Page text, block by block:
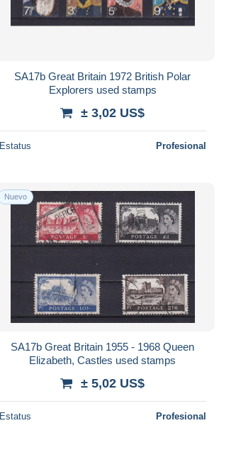
SA17b Great Britain 1972 British Polar
Explorers used stamps
± 3,02 US$
Estatus Profesional
Nuevo
SA17b Great Britain 1955 - 1968 Queen
Elizabeth, Castles used stamps
± 5,02 US$
Estatus Profesional